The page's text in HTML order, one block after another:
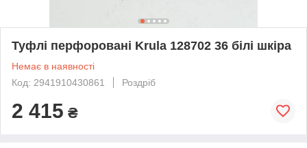
Туфлі перфоровані Krula 128702 36 білі шкіра
Немає в наявності
Код: 2941910430861
Роздріб
2 415 ₴